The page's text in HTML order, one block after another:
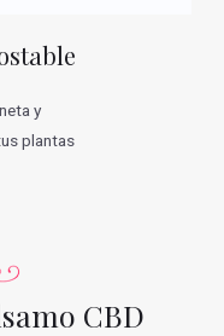
y
plantas
CBD